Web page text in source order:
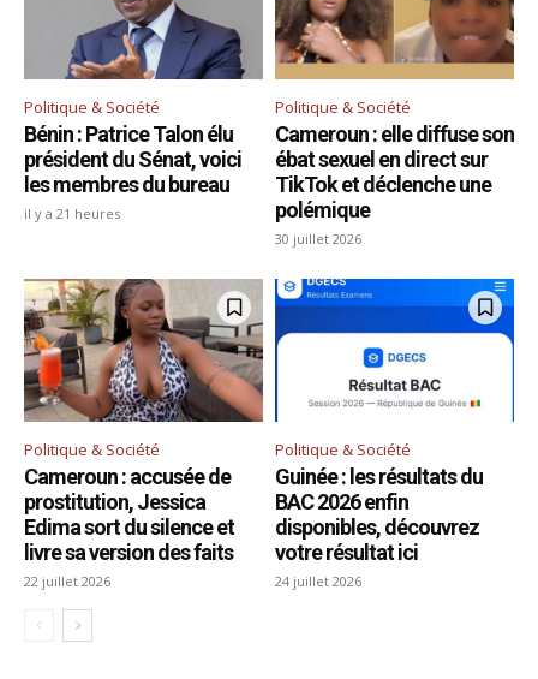
Politique & Société
Bénin : Patrice Talon élu
président du Sénat, voici
les membres du bureau
il y a 21 heures
Politique & Société
Cameroun : elle diffuse son
ébat sexuel en direct sur
TikTok et déclenche une
polémique
30 juillet 2026
Politique & Société
Cameroun : accusée de
prostitution, Jessica
Edima sort du silence et
livre sa version des faits
22 juillet 2026
Politique & Société
Guinée : les résultats du
BAC 2026 enfin
disponibles, découvrez
votre résultat ici
24 juillet 2026